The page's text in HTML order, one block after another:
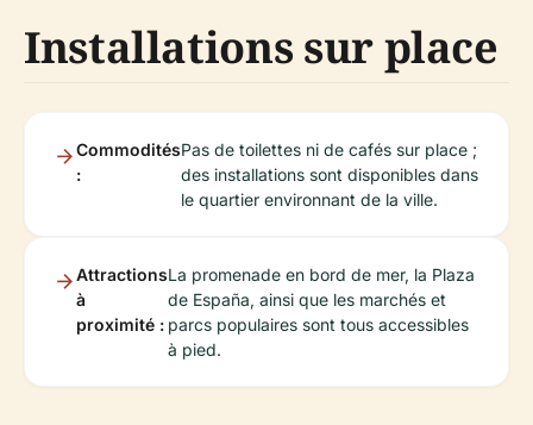
Installations sur place
Commodités
:
Pas de toilettes ni de cafés sur place ;
des installations sont disponibles dans
le quartier environnant de la ville.
Attractions
à
proximité :
La promenade en bord de mer, la Plaza
de España, ainsi que les marchés et
parcs populaires sont tous accessibles
à pied.